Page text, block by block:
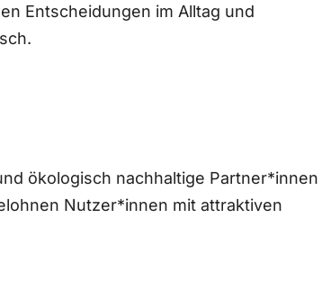
Entscheidungen im Alltag und
ökologisch nachhaltige Partner*innen
Nutzer*innen mit attraktiven